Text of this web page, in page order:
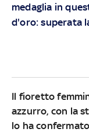
medaglia in
d'oro: superata
Il fioretto
azzurro, con la
lo ha